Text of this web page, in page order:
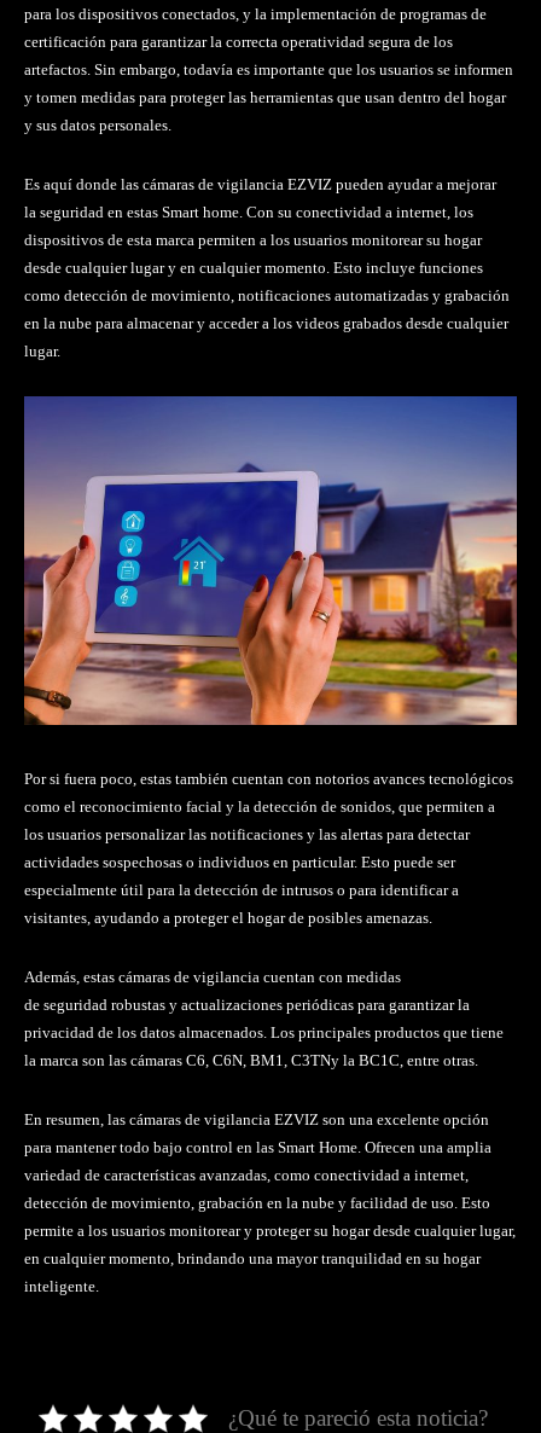
para los dispositivos conectados, y la implementación de programas de
certificación para garantizar la correcta operatividad segura de los
artefactos. Sin embargo, todavía es importante que los usuarios se informen
y tomen medidas para proteger las herramientas que usan dentro del hogar
y sus datos personales.
Es aquí donde las cámaras de vigilancia EZVIZ pueden ayudar a mejorar
la seguridad en estas Smart home. Con su conectividad a internet, los
dispositivos de esta marca permiten a los usuarios monitorear su hogar
desde cualquier lugar y en cualquier momento. Esto incluye funciones
como detección de movimiento, notificaciones automatizadas y grabación
en la nube para almacenar y acceder a los videos grabados desde cualquier
lugar.
Por si fuera poco, estas también cuentan con notorios avances tecnológicos
como el reconocimiento facial y la detección de sonidos, que permiten a
los usuarios personalizar las notificaciones y las alertas para detectar
actividades sospechosas o individuos en particular. Esto puede ser
especialmente útil para la detección de intrusos o para identificar a
visitantes, ayudando a proteger el hogar de posibles amenazas.
Además, estas cámaras de vigilancia cuentan con medidas
de seguridad robustas y actualizaciones periódicas para garantizar la
privacidad de los datos almacenados. Los principales productos que tiene
la marca son las cámaras C6, C6N, BM1, C3TNy la BC1C, entre otras.
En resumen, las cámaras de vigilancia EZVIZ son una excelente opción
para mantener todo bajo control en las Smart Home. Ofrecen una amplia
variedad de características avanzadas, como conectividad a internet,
detección de movimiento, grabación en la nube y facilidad de uso. Esto
permite a los usuarios monitorear y proteger su hogar desde cualquier lugar,
en cualquier momento, brindando una mayor tranquilidad en su hogar
inteligente.
¿Qué te pareció esta noticia?